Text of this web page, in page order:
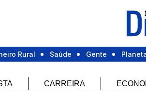
Rural Saúde Gente
CARREIRA